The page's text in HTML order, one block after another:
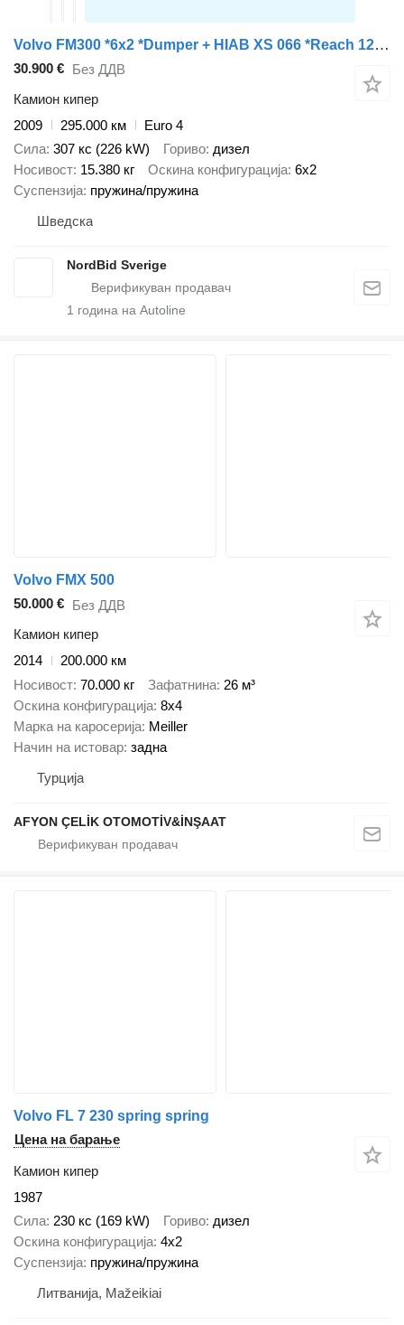
Volvo FM300 *6x2 *Dumper + HIAB XS 066 *Reach 12m *BOX 4,90m
30.900 € Без ДДВ
Камион кипер
2009
295.000 км
Euro 4
Сила 307 кс (226 kW) Гориво дизел
Носивост 15.380 кг Оскина конфигурација 6x2
Суспензија пружина/пружина
Шведска
NordBid Sverige
1 година на Autoline
Volvo FMX 500
50.000 € Без ДДВ
Камион кипер
2014
200.000 км
Носивост 70.000 кг Зафатнина 26 м³
Оскина конфигурација 8x4
Марка на каросерија Meiller
Начин на истовар задна
Турција
AFYON ÇELİK OTOMOTİV&İNŞAAT
Volvo FL 7 230 spring spring
Цена на барање
Камион кипер
1987
Сила 230 кс (169 kW) Гориво дизел
Оскина конфигурација 4x2
Суспензија пружина/пружина
Литванија, Mažeikiai